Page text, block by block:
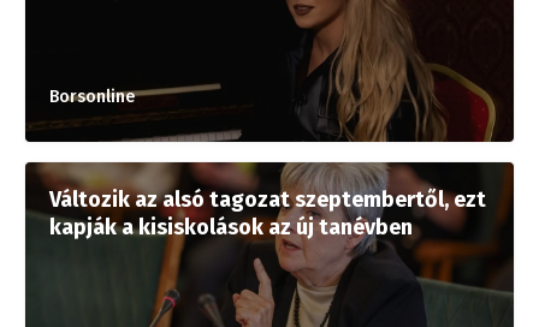
Borsonline
Változik az alsó tagozat szeptembertől, ezt
kapják a kisiskolások az új tanévben